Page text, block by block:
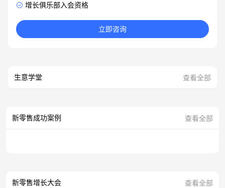
增长俱乐部入会资格
立即咨询
生意学堂 查看全部
新零售成功案例 查看全部
新零售增长大会 查看全部